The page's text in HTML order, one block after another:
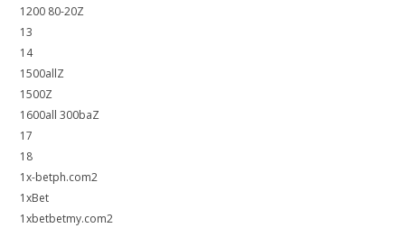
1200 80-20Z
13
14
1500allZ
1500Z
1600all 300baZ
17
18
1x-betph.com2
1xBet
1xbetbetmy.com2